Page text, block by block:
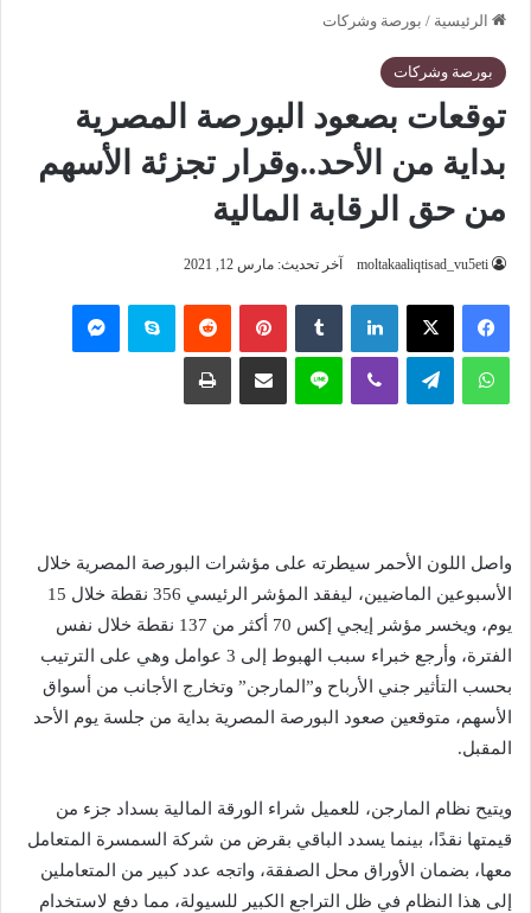
الرئيسية / بورصة وشركات
بورصة وشركات
توقعات بصعود البورصة المصرية
بداية من الأحد..وقرار تجزئة الأسهم
من حق الرقابة المالية
moltakaaliqtisad_vu5eti آخر تحديث: مارس 12, 2021
فيسبوك ‫X لينكدإن بينتيريست سكايب
واتساب تيلقرام لاين
واصل اللون الأحمر سيطرته على مؤشرات البورصة المصرية خلال
الأسبوعين الماضيين، ليفقد المؤشر الرئيسي 356 نقطة خلال 15
يوم، ويخسر مؤشر إيجي إكس 70 أكثر من 137 نقطة خلال نفس
الفترة، وأرجع خبراء سبب الهبوط إلى 3 عوامل وهي على الترتيب
بحسب التأثير جني الأرباح و”المارجن” وتخارج الأجانب من أسواق
الأسهم، متوقعين صعود البورصة المصرية بداية من جلسة يوم الأحد
المقبل.
ويتيح نظام المارجن، للعميل شراء الورقة المالية بسداد جزء من
قيمتها نقدًا، بينما يسدد الباقي بقرض من شركة السمسرة المتعامل
معها، بضمان الأوراق محل الصفقة، واتجه عدد كبير من المتعاملين
إلى هذا النظام في ظل التراجع الكبير للسيولة، مما دفع لاستخدام